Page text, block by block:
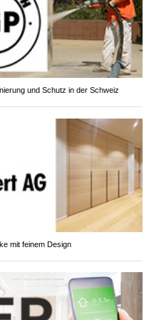
und Schutz in der Schweiz
mit feinem Design